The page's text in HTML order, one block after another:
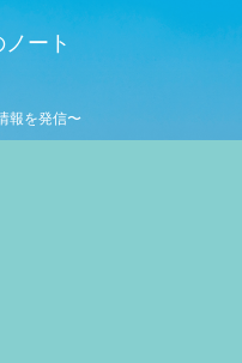
ート
報を発信〜